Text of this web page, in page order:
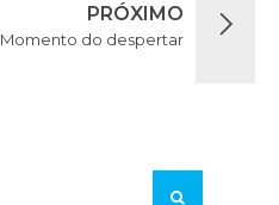
PRÓXIMO
Momento do despertar